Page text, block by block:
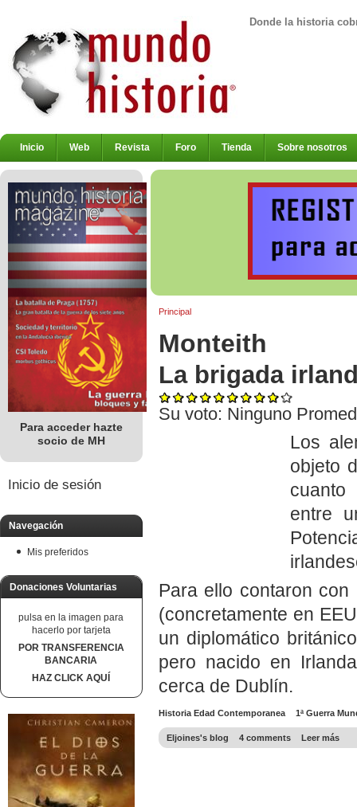
Donde la historia
Inicio Web Revista Foro Tienda Sobre nosotros
Para acceder hazte
socio de MH
Inicio de sesión
Navegación
Mis preferidos
Donaciones Voluntarias
pulsa en la imagen para
hacerlo por tarjeta
POR TRANSFERENCIA
BANCARIA
HAZ CLICK AQUÍ
Principal
Monteith
La brigada
Su voto: Ninguno
Los
objeto
cuanto
entre
Para ello contaron
(concretamente en
un diplomático
pero nacido en
cerca de Dublín.
Historia Edad Contemporanea 1ª Guerra
Eljoines's blog 4 comments Leer más